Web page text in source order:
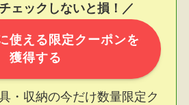
ェックしないと損！／
使える限定クーポンを
獲得する
・収納の今だけ数量限定ク